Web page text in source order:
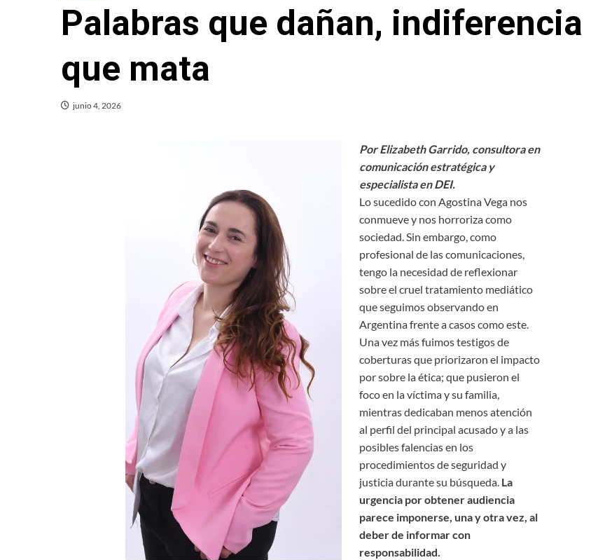
Palabras que dañan, indiferencia
que mata
junio 4, 2026
Por Elizabeth Garrido, consultora en
comunicación estratégica y
especialista en DEI.
Lo sucedido con Agostina Vega nos
conmueve y nos horroriza como
sociedad. Sin embargo, como
profesional de las comunicaciones,
tengo la necesidad de reflexionar
sobre el cruel tratamiento mediático
que seguimos observando en
Argentina frente a casos como este.
Una vez más fuimos testigos de
coberturas que priorizaron el impacto
por sobre la ética; que pusieron el
foco en la víctima y su familia,
mientras dedicaban menos atención
al perfil del principal acusado y a las
posibles falencias en los
procedimientos de seguridad y
justicia durante su búsqueda. La
urgencia por obtener audiencia
parece imponerse, una y otra vez, al
deber de informar con
responsabilidad.